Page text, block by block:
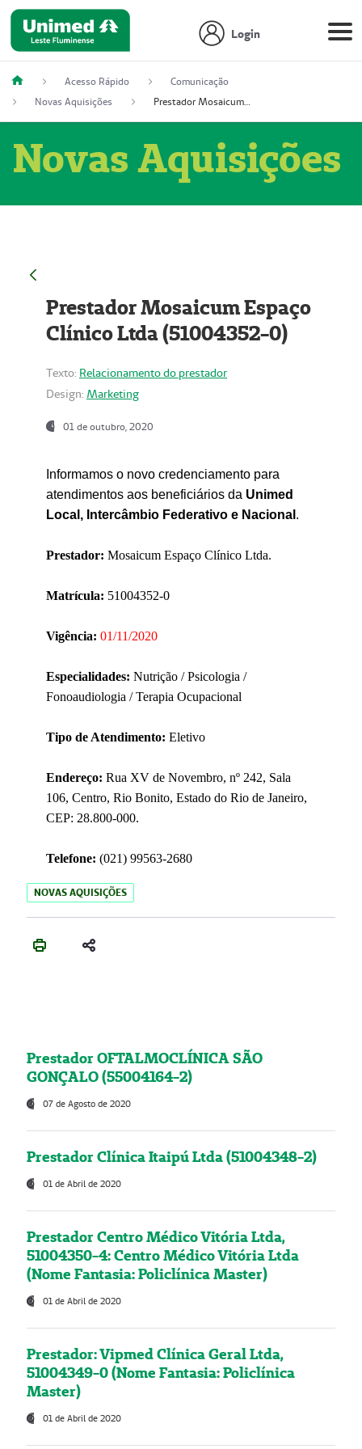
Login
Acesso Rápido
Comunicação
Novas Aquisições
Prestador Mosaicum Espaço Clínico Ltda (51004352-0)
Novas Aquisições
Prestador Mosaicum Espaço
Clínico Ltda (51004352-0)
Texto: Relacionamento do prestador
Design: Marketing
01 de outubro, 2020
Informamos o novo credenciamento para
atendimentos aos beneficiários da Unimed
Local, Intercâmbio Federativo e Nacional .
Prestador: Mosaicum Espaço Clínico Ltda.
Matrícula: 51004352-0
Vigência: 01/11/2020
Especialidades: Nutrição / Psicologia /
Fonoaudiologia / Terapia Ocupacional
Tipo de Atendimento: Eletivo
Endereço: Rua XV de Novembro, nº 242, Sala
106, Centro, Rio Bonito, Estado do Rio de Janeiro,
CEP: 28.800-000.
Telefone: (021) 99563-2680
NOVAS AQUISIÇÕES
Prestador OFTALMOCLÍNICA SÃO
GONÇALO (55004164-2)
07 de Agosto de 2020
Prestador Clínica Itaipú Ltda (51004348-2)
01 de Abril de 2020
Prestador Centro Médico Vitória Ltda,
51004350-4: Centro Médico Vitória Ltda
(Nome Fantasia: Policlínica Master)
01 de Abril de 2020
Prestador: Vipmed Clínica Geral Ltda,
51004349-0 (Nome Fantasia: Policlínica
Master)
01 de Abril de 2020